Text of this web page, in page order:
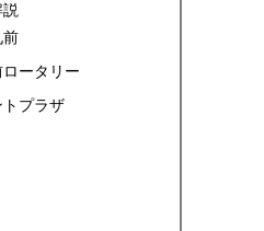
説
前
ータリー
プラザ